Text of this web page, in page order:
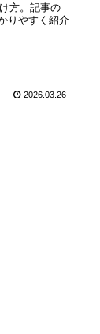
方。記事の
りやすく紹介
2026.03.26